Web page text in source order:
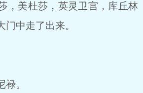
，美杜莎，英灵卫宫，库丘林
中走了出来。
。